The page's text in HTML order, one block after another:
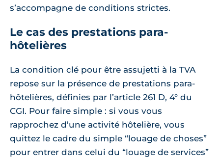
s’accompagne de conditions strictes.
Le cas des prestations para-
hôtelières
La condition clé pour être assujetti à la TVA
repose sur la présence de prestations para-
hôtelières, définies par l’article 261 D, 4° du
CGI. Pour faire simple : si vous vous
rapprochez d’une activité hôtelière, vous
quittez le cadre du simple “louage de choses”
pour entrer dans celui du “louage de services”